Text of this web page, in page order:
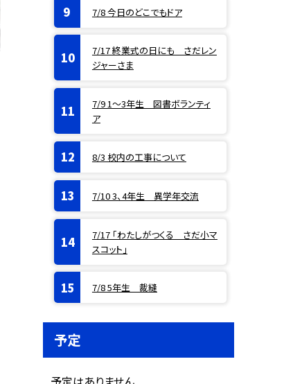
7/8 今日のどこでもドア
7/17 終業式の日にも さだレン
ジャーさま
7/9 1〜3年生 図書ボランティ
ア
8/3 校内の工事について
7/10 3、4年生 異学年交流
7/17 「わたしがつくる さだ小マ
スコット」
7/8 5年生 裁縫
予定